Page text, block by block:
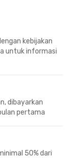
kebijakan
untuk informasi
dibayarkan
pertama
50% dari